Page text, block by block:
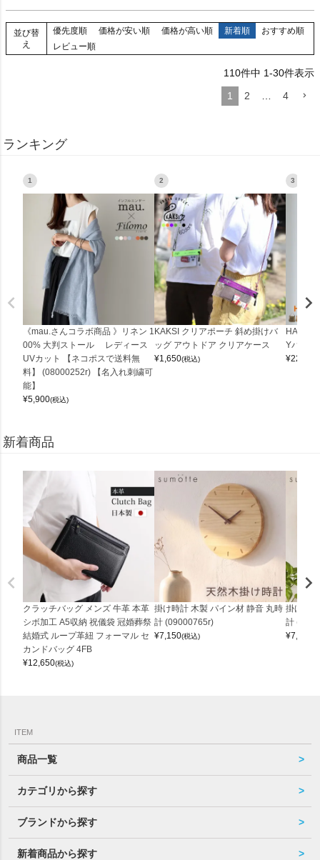
並び替
え
優先度順 価格が安い順 価格が高い順 新着順
おすすめ順
レビュー順
110件中 1-30件表示
1
2 4
ランキング
1
《mau.さんコラボ商品 》リネン 1
00% 大判ストール レディース
UVカット 【ネコポスで送料無
料】 (08000252r) 【名入れ刺繍可
能】
¥5,900(税込)
2
KAKSI クリアポーチ 斜め掛けバ
ッグ アウトドア クリアケース
¥1,650(税込)
3
Yバッグ
¥22,000
新着商品
クラッチバッグ メンズ 牛革 本革
シボ加工 A5収納 祝儀袋 冠婚葬祭
結婚式 ループ革紐 フォーマル セ
カンドバッグ 4FB
¥12,650(税込)
掛け時計 木製 パイン材 静音 丸時
計 (09000765r)
¥7,150(税込)
掛け時
計
¥7,150
ITEM
商品一覧
カテゴリから探す
ブランドから探す
新着商品から探す